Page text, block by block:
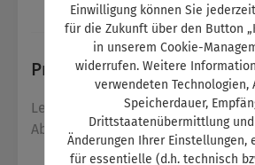
Prüfungsvorbereiter
Lernbücher und digitale Inhalte für
Abschlussprüfung.
Einwilligung können Sie
für die Zukunft über den Button
in unserem Cookie-
widerrufen. Weitere
verwendeten Technologien,
Speicherdauer,
Drittstaatenübermittlung
Änderungen Ihrer Einstellungen,
für essentielle (d.h. technisch